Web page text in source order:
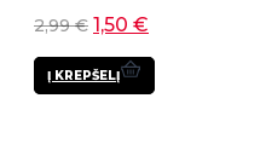
2,99€ 1,50 €
Į KREPŠELĮ